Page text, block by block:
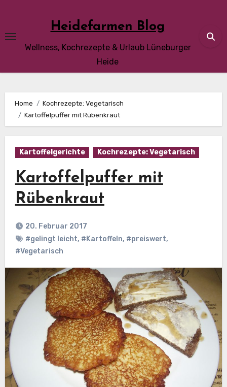
content
Heidefarmen Blog
Wellness, Kochrezepte & Urlaub Lüneburger
Heide
Home
Kochrezepte: Vegetarisch
Kartoffelpuffer mit Rübenkraut
Kartoffelgerichte Kochrezepte: Vegetarisch
Kartoffelpuffer mit
Rübenkraut
20. Februar 2017
#gelingt leicht, #Kartoffeln, #preiswert,
#Vegetarisch